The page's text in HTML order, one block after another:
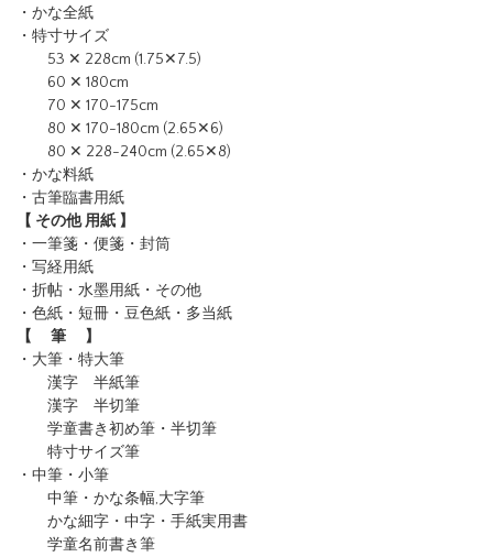
・かな全紙
・特寸サイズ
53 ✕ 228cm (1.75✕7.5)
60 ✕ 180cm
70 ✕ 170-175cm
80 ✕ 170-180cm (2.65✕6)
80 ✕ 228-240cm (2.65✕8)
・かな料紙
・古筆臨書用紙
【 その他 用紙 】
・一筆箋・便箋・封筒
・写経用紙
・折帖・水墨用紙・その他
・色紙・短冊・豆色紙・多当紙
【 筆 】
・大筆・特大筆
漢字 半紙筆
漢字 半切筆
学童書き初め筆・半切筆
特寸サイズ筆
・中筆・小筆
中筆・かな条幅,大字筆
かな細字・中字・手紙実用書
学童名前書き筆